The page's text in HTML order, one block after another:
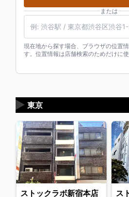
または
現在地から探す場合、ブラウザの位置
す。位置情報は店舗検索のためだけに
東京
▶
ストックラボ新宿本店
ス